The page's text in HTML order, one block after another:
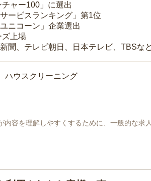
ャー100」に選出
ービスランキング」第1位
ニコーン」企業選出
上場
聞、テレビ朝日、日本テレビ、TBSな
ハウスクリーニング
容を理解しやすくするために、一般的な求